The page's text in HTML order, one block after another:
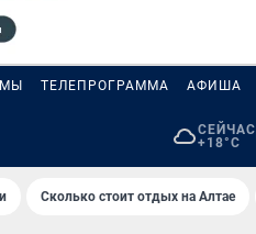
ТЕЛЕПРОГРАММА АФИША
СЕЙЧАС
+18°C
Сколько стоит отдых на Алтае